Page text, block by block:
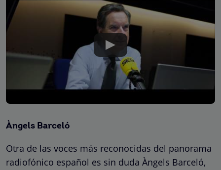
Àngels Barceló
Otra de las voces más reconocidas del panorama
radiofónico español es sin duda Àngels Barceló,